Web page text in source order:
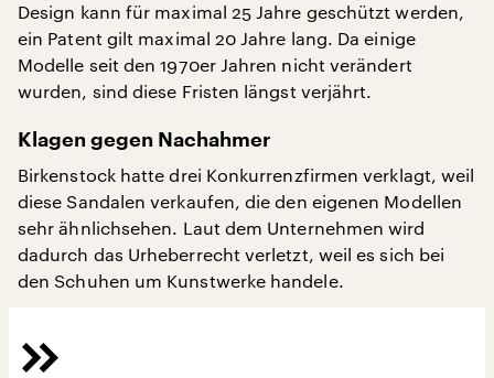
Design kann für maximal 25 Jahre geschützt werden,
ein Patent gilt maximal 20 Jahre lang. Da einige
Modelle seit den 1970er Jahren nicht verändert
wurden, sind diese Fristen längst verjährt.
Klagen gegen Nachahmer
Birkenstock hatte drei Konkurrenzfirmen verklagt, weil
diese Sandalen verkaufen, die den eigenen Modellen
sehr ähnlichsehen. Laut dem Unternehmen wird
dadurch das Urheberrecht verletzt, weil es sich bei
den Schuhen um Kunstwerke handele.